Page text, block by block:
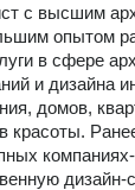
с высшим
опытом
в сфере
и дизайна
домов,
красоты.
дизайн-